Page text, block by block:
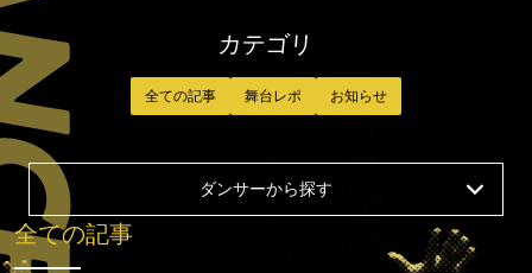
全ての記事
カテゴリ
全ての記事 舞台レポ お知らせ
ダンサーから探す